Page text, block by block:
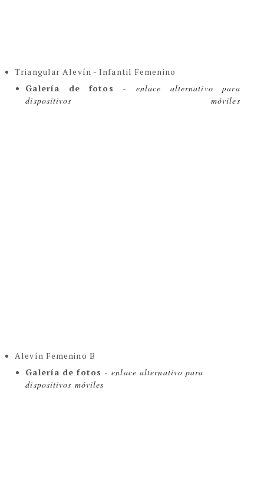
Triangular Alevín - Infantil Femenino
Galería de fotos - enlace alternativo para
dispositivos móviles
Alevín Femenino B
Galería de fotos - enlace alternativo para
dispositivos móviles